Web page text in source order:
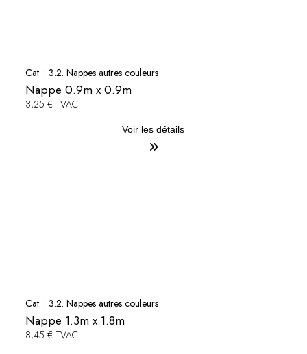
Cat. : 3.2. Nappes autres couleurs
Nappe 0.9m x 0.9m
3,25 € TVAC
Voir les détails
Cat. : 3.2. Nappes autres couleurs
Nappe 1.3m x 1.8m
8,45 € TVAC